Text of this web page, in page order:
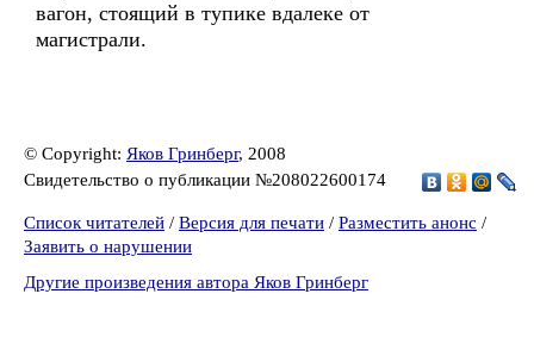
вагон, стоящий в тупике вдалеке от
магистрали.
© Copyright: Яков Гринберг, 2008
Свидетельство о публикации №208022600174
Список читателей / Версия для печати / Разместить анонс /
Заявить о нарушении
Другие произведения автора Яков Гринберг